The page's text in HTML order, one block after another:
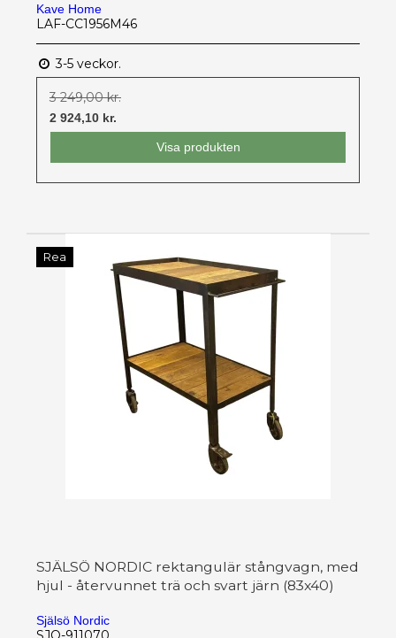
Kave Home
LAF-CC1956M46
3-5 veckor.
3 249,00 kr.
2 924,10 kr.
Visa produkten
Rea
SJÄLSÖ NORDIC rektangulär stångvagn, med
hjul - återvunnet trä och svart järn (83x40)
Själsö Nordic